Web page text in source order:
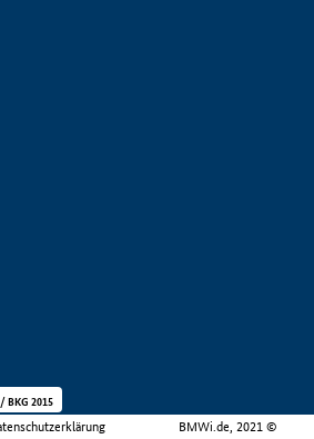
BMWi.de, 2021 ©
BKG 2015